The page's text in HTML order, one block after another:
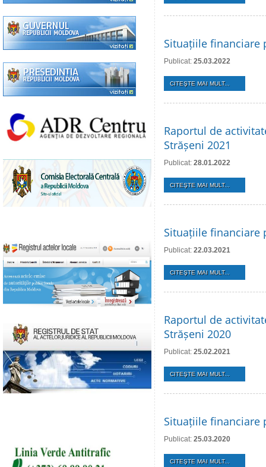
Situațiile financiare
Publicat: 25.03.2022
CITEŞTE MAI MULT...
Raportul de
Strășeni 2021
Publicat: 28.01.2022
CITEŞTE MAI MULT...
Situațiile financiare
Publicat: 22.03.2021
CITEŞTE MAI MULT...
Raportul de
Strășeni 2020
Publicat: 25.02.2021
CITEŞTE MAI MULT...
Situațiile financiare
Publicat: 25.03.2020
CITEŞTE MAI MULT...